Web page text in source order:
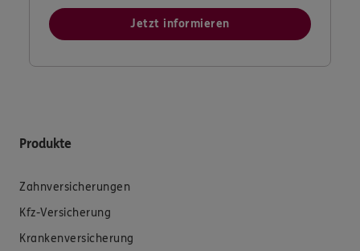
Jetzt informieren
Produkte
Zahnversicherungen
Kfz-Versicherung
Krankenversicherung